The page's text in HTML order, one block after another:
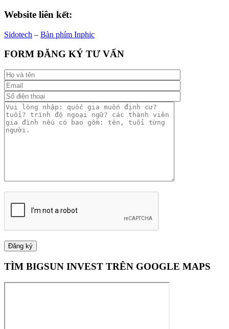
Website liên kết:
Sidotech – Bàn phím Inphic
FORM ĐĂNG KÝ TƯ VẤN
TÌM BIGSUN INVEST TRÊN GOOGLE MAPS